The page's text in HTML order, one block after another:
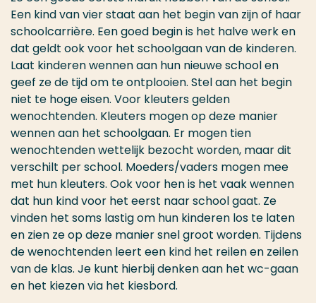
Een kind van vier staat aan het begin van zijn of haar
schoolcarrière. Een goed begin is het halve werk en
dat geldt ook voor het schoolgaan van de kinderen.
Laat kinderen wennen aan hun nieuwe school en
geef ze de tijd om te ontplooien. Stel aan het begin
niet te hoge eisen. Voor kleuters gelden
wenochtenden. Kleuters mogen op deze manier
wennen aan het schoolgaan. Er mogen tien
wenochtenden wettelijk bezocht worden, maar dit
verschilt per school. Moeders/vaders mogen mee
met hun kleuters. Ook voor hen is het vaak wennen
dat hun kind voor het eerst naar school gaat. Ze
vinden het soms lastig om hun kinderen los te laten
en zien ze op deze manier snel groot worden. Tijdens
de wenochtenden leert een kind het reilen en zeilen
van de klas. Je kunt hierbij denken aan het wc-gaan
en het kiezen via het kiesbord.